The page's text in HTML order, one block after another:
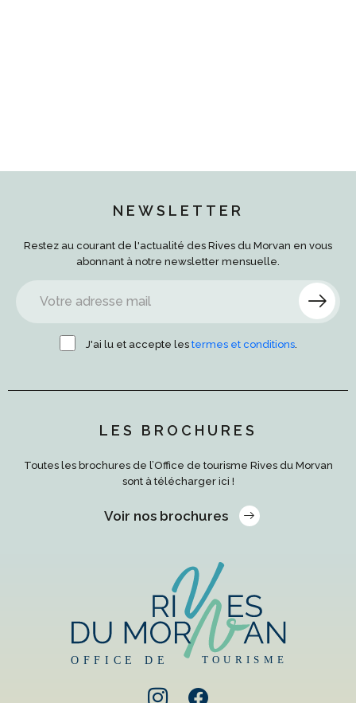
NEWSLETTER
Restez au courant de l'actualité des Rives du Morvan en vous
abonnant à notre newsletter mensuelle.
J'ai lu et accepte les termes et conditions.
LES BROCHURES
Toutes les brochures de l’Office de tourisme Rives du Morvan
sont à télécharger ici !
Voir nos brochures